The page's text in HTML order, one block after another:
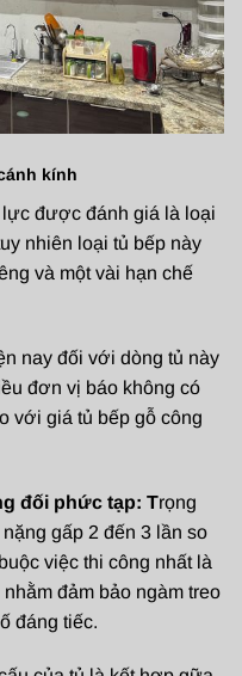
kính
được đánh giá là loại
nhiên loại tủ bếp này
và một vài hạn chế
nay đối với dòng tủ này
đơn vị báo không có
với giá tủ bếp gỗ công
đối phức tạp: Trọng
gấp 2 đến 3 lần so
việc thi công nhất là
đảm bảo ngàm treo
đáng tiếc.